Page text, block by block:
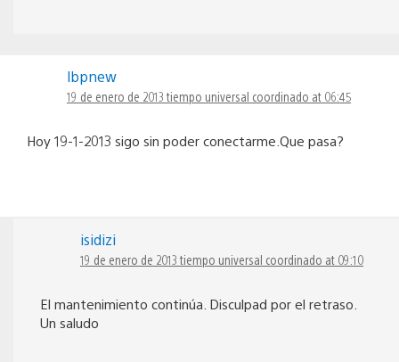
lbpnew
19 de enero de 2013 tiempo universal coordinado at 06:45
Hoy 19-1-2013 sigo sin poder conectarme.Que pasa?
isidizi
19 de enero de 2013 tiempo universal coordinado at 09:10
El mantenimiento continúa. Disculpad por el retraso.
Un saludo